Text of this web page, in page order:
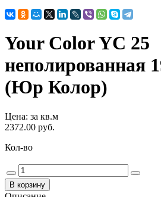
Your Color YC 25
неполированная
(Юр Колор)
Цена: за кв.м
2372.00 руб.
Кол-во